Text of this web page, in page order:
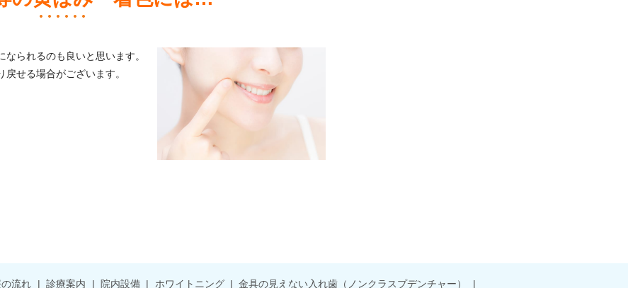
られるのも良いと思います。
せる場合がございます。
流れ 診療案内 院内設備 ホワイトニング 金具の見えない入れ歯（ノンクラスプデンチャー）